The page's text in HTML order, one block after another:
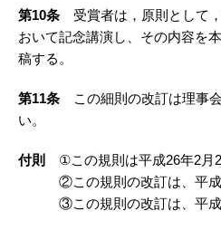
第10条 受賞者は，原則として
おいて記念講演し、その内容を
稿する。
第11条 この細則の改訂は理事
い。
付則
①この規則は平成26年2月
②この規則の改訂は、平成
③この規則の改訂は、平成